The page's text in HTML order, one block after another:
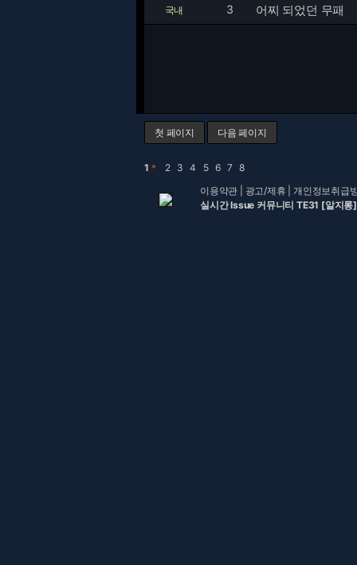
국내 3 어찌 되었던 무패
첫 페이지 다음 페이지
1 ＊ 2 3 4 5 6 7 8
이용약관
광고/제휴 |개인정보취급
실시간 Issue 커뮤니티 TE31 [알지